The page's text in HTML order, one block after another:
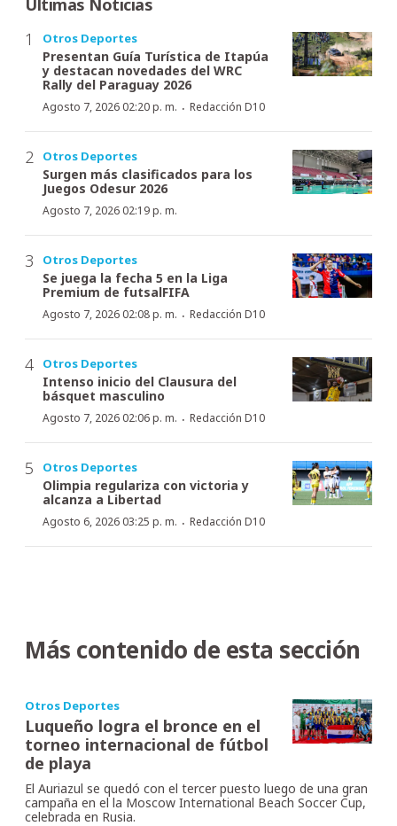
Últimas Noticias
Otros Deportes
Presentan Guía Turística de Itapúa
y destacan novedades del WRC
Rally del Paraguay 2026
Agosto 7, 2026 02:20 p. m. · Redacción D10
Otros Deportes
Surgen más clasificados para los
Juegos Odesur 2026
Agosto 7, 2026 02:19 p. m.
Otros Deportes
Se juega la fecha 5 en la Liga
Premium de futsalFIFA
Agosto 7, 2026 02:08 p. m. · Redacción D10
Otros Deportes
Intenso inicio del Clausura del
básquet masculino
Agosto 7, 2026 02:06 p. m. · Redacción D10
Otros Deportes
Olimpia regulariza con victoria y
alcanza a Libertad
Agosto 6, 2026 03:25 p. m. · Redacción D10
Más contenido de esta sección
Otros Deportes
Luqueño logra el bronce en el
torneo internacional de fútbol
de playa
El Auriazul se quedó con el tercer puesto luego de una gran
campaña en el la Moscow International Beach Soccer Cup,
celebrada en Rusia.